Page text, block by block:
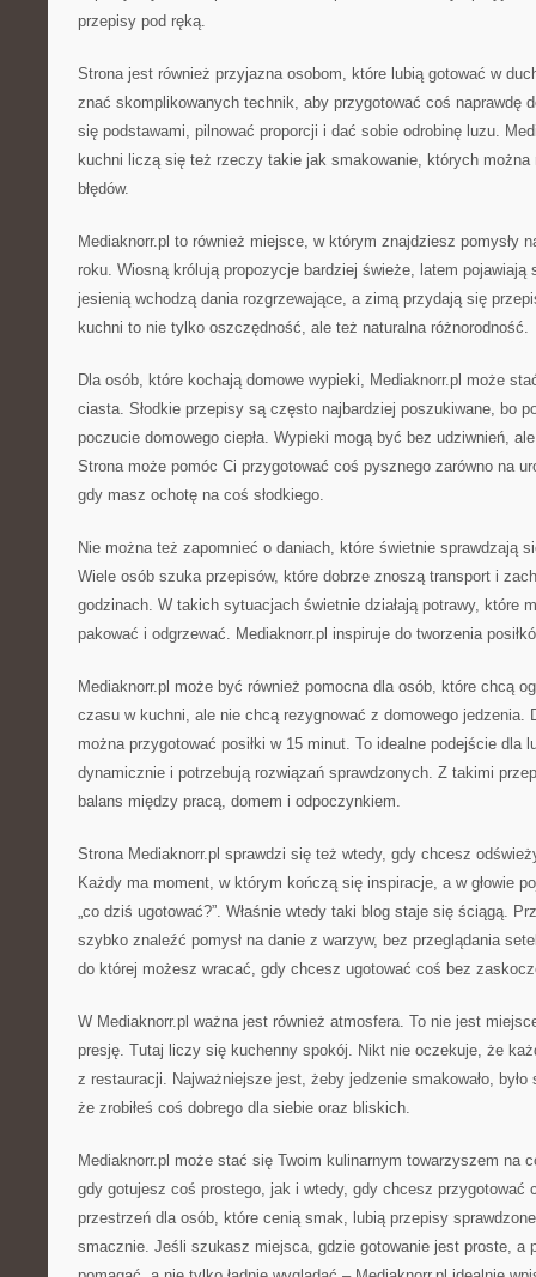
przepisy pod ręką.
Strona jest również przyjazna osobom, które lubią gotować w
znać skomplikowanych technik, aby przygotować coś naprawdę
się podstawami, pilnować proporcji i dać sobie odrobinę luzu.
kuchni liczą się też rzeczy takie jak smakowanie, których
błędów.
Mediaknorr.pl to również miejsce, w którym znajdziesz pomysły
roku. Wiosną królują propozycje bardziej świeże, latem pojawiają
jesienią wchodzą dania rozgrzewające, a zimą przydają się
kuchni to nie tylko oszczędność, ale też naturalna różnorodność.
Dla osób, które kochają domowe wypieki, Mediaknorr.pl może
ciasta. Słodkie przepisy są często najbardziej poszukiwane, bo
poczucie domowego ciepła. Wypieki mogą być bez udziwnień,
Strona może pomóc Ci przygotować coś pysznego zarówno na
gdy masz ochotę na coś słodkiego.
Nie można też zapomnieć o daniach, które świetnie sprawdzają
Wiele osób szuka przepisów, które dobrze znoszą transport i
godzinach. W takich sytuacjach świetnie działają potrawy, które
pakować i odgrzewać. Mediaknorr.pl inspiruje do tworzenia
Mediaknorr.pl może być również pomocna dla osób, które chcą
czasu w kuchni, ale nie chcą rezygnować z domowego jedzenia.
można przygotować posiłki w 15 minut. To idealne podejście dla
dynamicznie i potrzebują rozwiązań sprawdzonych. Z takimi
balans między pracą, domem i odpoczynkiem.
Strona Mediaknorr.pl sprawdzi się też wtedy, gdy chcesz
Każdy ma moment, w którym kończą się inspiracje, a w głowie
„co dziś ugotować?”. Właśnie wtedy taki blog staje się ściągą.
szybko znaleźć pomysł na danie z warzyw, bez przeglądania
do której możesz wracać, gdy chcesz ugotować coś bez
W Mediaknorr.pl ważna jest również atmosfera. To nie jest
presję. Tutaj liczy się kuchenny spokój. Nikt nie oczekuje, że
z restauracji. Najważniejsze jest, żeby jedzenie smakowało, było
że zrobiłeś coś dobrego dla siebie oraz bliskich.
Mediaknorr.pl może stać się Twoim kulinarnym towarzyszem na
gdy gotujesz coś prostego, jak i wtedy, gdy chcesz przygotować
przestrzeń dla osób, które cenią smak, lubią przepisy
smacznie. Jeśli szukasz miejsca, gdzie gotowanie jest proste, a